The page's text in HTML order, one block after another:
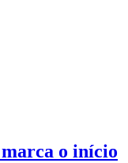
o início